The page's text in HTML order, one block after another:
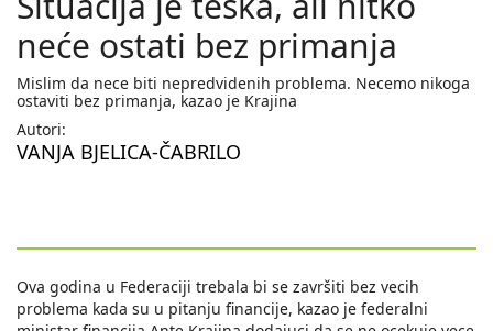
neće ostati bez primanja
Mislim da nece biti nepredvidenih problema. Necemo nikoga
ostaviti bez primanja, kazao je Krajina
Autori:
VANJA BJELICA-ČABRILO
Ova godina u Federaciji trebala bi se završiti bez vecih
problema kada su u pitanju financije, kazao je federalni